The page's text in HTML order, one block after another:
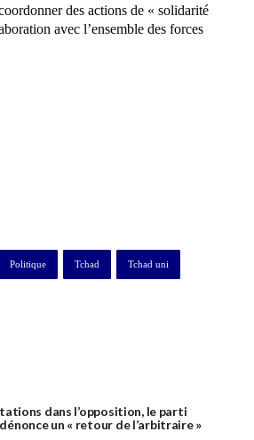
des actions de « solidarité
avec l’ensemble des forces
Politique Tchad Tchad uni
dans l’opposition, le parti
un « retour de l’arbitraire »